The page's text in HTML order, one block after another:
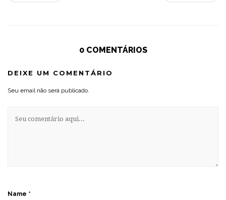
0 COMENTÁRIOS
DEIXE UM COMENTÁRIO
Seu email não será publicado.
Name *